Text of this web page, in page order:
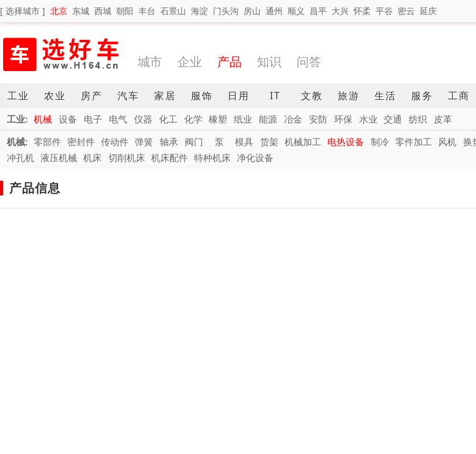
[ 选择城市 ] 北京 东城 西城 朝阳 丰台 石景山 海淀 门头沟 房山 通州 顺义 昌平 大兴 怀柔 平谷 密云 延庆
城市 企业 产品 知识 问答
工业 农业 房产 汽车 家居 服饰 日用 IT 文教 旅游 生活 服务 工商
工业: 机械 设备 电子 电气 仪器 化工 化学 橡塑 纸业 能源 冶金 安防 环保 水业 交通 纺织
皮革
机械: 零部件 密封件 传动件 弹簧 轴承 阀门 泵 模具 货架 机械加工 电热设备 制冷 零件加工 风机 换
冲孔机 液压机械 机床 切削机床 机床配件 特种机床 净化设备
产品信息